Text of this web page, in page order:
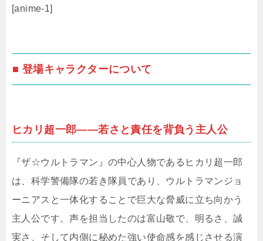
[anime-1]
■ 登場キャラクターについて
ヒカリ超一郎――若さと責任を背負う主人公
『ザ☆ウルトラマン』の中心人物であるヒカリ超一郎
は、科学警備隊の若き隊員であり、ウルトラマンジョ
ーニアスと一体化することで巨大な脅威に立ち向かう
主人公です。声を担当したのは富山敬で、明るさ、誠
実さ、そして内側に秘めた強い使命感を感じさせる演